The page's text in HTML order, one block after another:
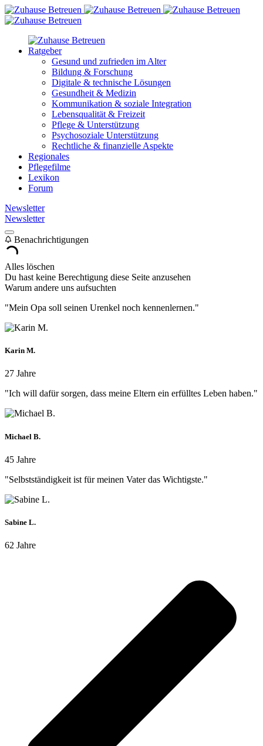
Ratgeber
Gesund und zufrieden im Alter
Bildung & Forschung
Digitale & technische Lösungen
Gesundheit & Medizin
Kommunikation & soziale Integration
Lebensqualität & Freizeit
Pflege & Unterstützung
Psychosoziale Unterstützung
Rechtliche & finanzielle Aspekte
Regionales
Pflegefilme
Lexikon
Forum
Newsletter
Newsletter
Benachrichtigungen
Alles löschen
Du hast keine Berechtigung diese Seite anzusehen
Warum andere uns aufsuchten
"Mein Opa soll seinen Urenkel noch kennenlernen."
Karin M.
27 Jahre
"Ich will dafür sorgen, dass meine Eltern ein erfülltes Leben haben."
Michael B.
45 Jahre
"Selbstständigkeit ist für meinen Vater das Wichtigste."
Sabine L.
62 Jahre